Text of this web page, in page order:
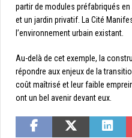
partir de modules préfabriqués
et un jardin privatif. La Cité
l’environnement urbain existant.
Au-delà de cet exemple, la
répondre aux enjeux de la
coût maîtrisé et leur faible
ont un bel avenir devant eux.